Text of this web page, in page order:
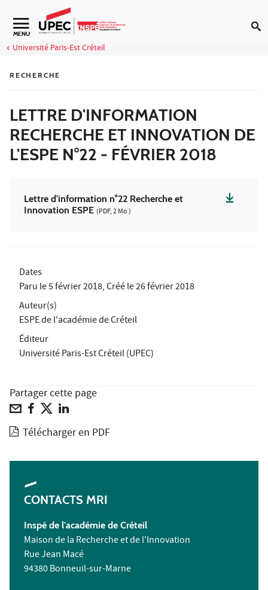
Aller au contenu
Navigation secondaire
MENU
Université Paris-Est Créteil
RECHERCHE
LETTRE D'INFORMATION
RECHERCHE ET INNOVATION DE
L'ESPE N°22 - FÉVRIER 2018
Lettre d'information n°22 Recherche et
Innovation ESPE (PDF, 2 Mo )
Dates
Paru le5 février 2018, Créé le26 février 2018
Auteur(s)
ESPE de l'académie de Créteil
Éditeur
Université Paris-Est Créteil (UPEC)
Partager cette page
Télécharger en PDF
CONTACTS MRI
Inspé de l'académie de Créteil
Maison de la Recherche et de l'Innovation
Rue Jean Macé
94380 Bonneuil-sur-Marne